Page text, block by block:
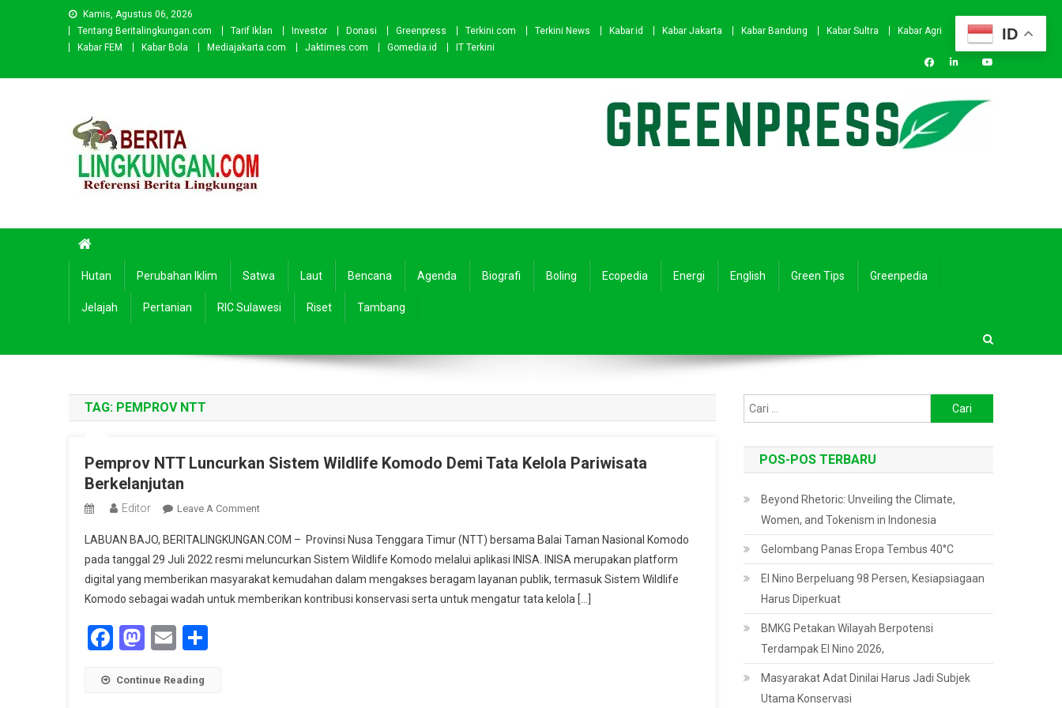
Kamis, Agustus 06, 2026
Tentang Beritalingkungan.com
Tarif Iklan Investor Donasi Greenpress Terkini.com Terkini News Kabar.id Kabar Jakarta Kabar Bandung Kabar Sultra
Kabar Agri
Kabar FEM
Kabar Bola Mediajakarta.com Jaktimes.com Gomedia.id IT Terkini
Hutan Perubahan Iklim Satwa Laut Bencana Agenda Biografi Boling Ecopedia Energi English Green Tips Greenpedia
Jelajah Pertanian RIC Sulawesi Riset Tambang
TAG: PEMPROV NTT
Pemprov NTT Luncurkan Sistem Wildlife Komodo Demi Tata Kelola Pariwisata
Berkelanjutan
Editor Leave A CommentOn
NTT
Luncurkan
Sistem
Wildlife
LABUAN BAJO, BERITALINGKUNGAN.COM – Provinsi Nusa Tenggara Timur (NTT) bersama Balai Taman Nasional Komodo
pada tanggal 29 Juli 2022 resmi meluncurkan Sistem Wildlife Komodo melalui aplikasi INISA. INISA merupakan platform
digital yang memberikan masyarakat kemudahan dalam mengakses beragam layanan publik, termasuk Sistem Wildlife
Komodo sebagai wadah untuk memberikan kontribusi konservasi serta untuk mengatur tata kelola […]
Facebook
Mastodon
Email
Continue Reading
untuk:
POS-POS TERBARU
Beyond Rhetoric: Unveiling the Climate,
Women, and Tokenism in Indonesia
Gelombang Panas Eropa Tembus 40°C
El Nino Berpeluang 98 Persen, Kesiapsiagaan
Harus Diperkuat
BMKG Petakan Wilayah Berpotensi
Terdampak El Nino 2026,
Masyarakat Adat Dinilai Harus Jadi Subjek
Utama Konservasi
ID